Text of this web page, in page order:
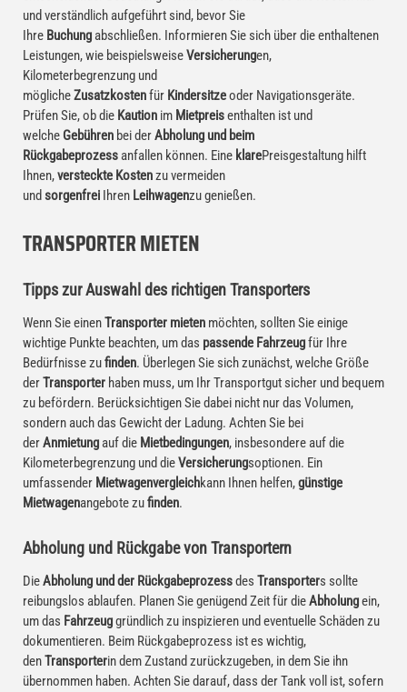
und verständlich aufgeführt sind, bevor Sie
Ihre Buchung abschließen. Informieren Sie sich über die enthaltenen
Leistungen, wie beispielsweiseVersicherungen,
Kilometerbegrenzung und
möglicheZusatzkostenfür Kindersitzeoder Navigationsgeräte.
Prüfen Sie, ob die Kaution im Mietpreisenthalten ist und
welche Gebühren bei derAbholung und beim
Rückgabeprozess anfallen können. Eine klarePreisgestaltung hilft
Ihnen,versteckte Kostenzu vermeiden
und sorgenfrei Ihren Leihwagenzu genießen.
TRANSPORTER MIETEN
Tipps zur Auswahl des richtigen Transporters
Wenn Sie einenTransporter mieten möchten, sollten Sie einige
wichtige Punkte beachten, um das passende Fahrzeugfür Ihre
Bedürfnisse zufinden. Überlegen Sie sich zunächst, welche Größe
derTransporter haben muss, um Ihr Transportgut sicher und bequem
zu befördern. Berücksichtigen Sie dabei nicht nur das Volumen,
sondern auch das Gewicht der Ladung. Achten Sie bei
derAnmietung auf die Mietbedingungen, insbesondere auf die
Kilometerbegrenzung und dieVersicherungsoptionen. Ein
umfassender Mietwagenvergleichkann Ihnen helfen,günstige
Mietwagenangebote zufinden.
Abholung und Rückgabe von Transportern
DieAbholung und der Rückgabeprozessdes Transporters sollte
reibungslos ablaufen. Planen Sie genügend Zeit für dieAbholungein,
um das Fahrzeuggründlich zu inspizieren und eventuelle Schäden zu
dokumentieren. Beim Rückgabeprozess ist es wichtig,
denTransporterin dem Zustand zurückzugeben, in dem Sie ihn
übernommen haben. Achten Sie darauf, dass der Tank voll ist, sofern